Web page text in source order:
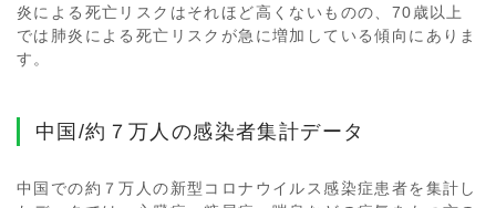
炎による死亡リスクはそれほど高くないものの、70歳以上
では肺炎による死亡リスクが急に増加している傾向にありま
す。
中国/約７万人の感染者集計データ
中国での約７万人の新型コロナウイルス感染症患者を集計し